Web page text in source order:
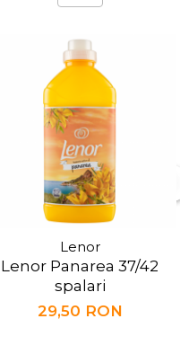
Lenor
Lenor Panarea 37/42
spalari
29,50 RON